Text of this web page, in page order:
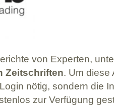
von Experten,
Zeitschriften. Um diese
nötig, sondern die
zur Verfügung